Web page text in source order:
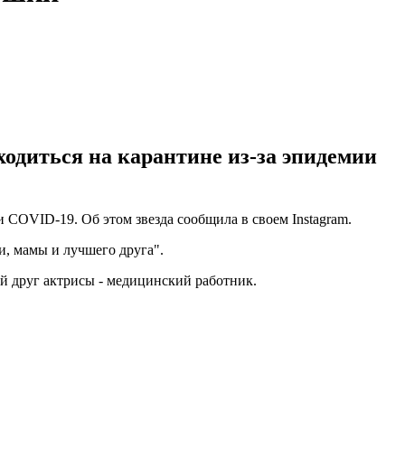
на карантине из-за эпидемии
СOVID-19. Об этом звезда сообщила в своем Instagram.
мамы и лучшего друга".
друг актрисы - медицинский работник.